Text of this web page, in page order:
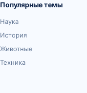
Популярные темы
Наука
История
Животные
Техника